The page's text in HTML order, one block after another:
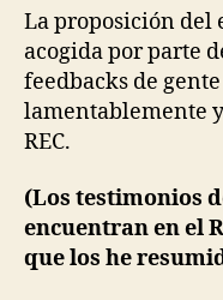
La proposición del
acogida por parte
feedbacks de
lamentablemente
REC.
(Los testimonios
encuentran en el
que los he